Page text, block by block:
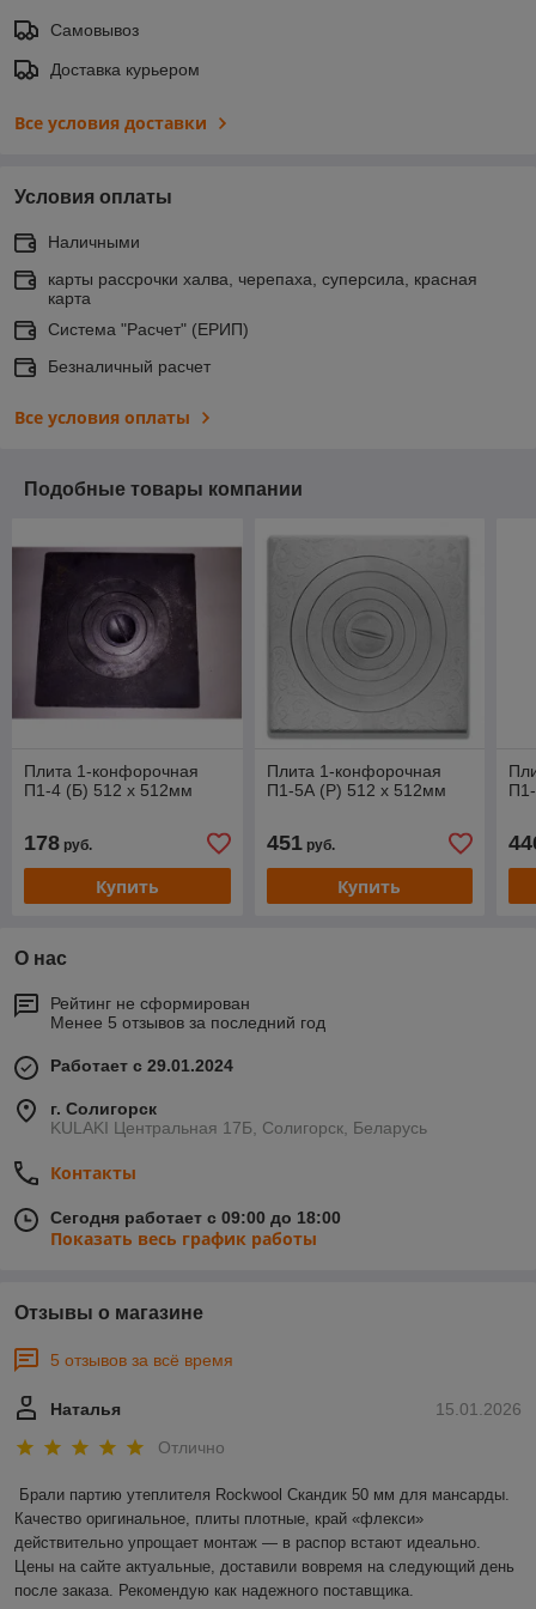
Самовывоз
Доставка курьером
Все условия доставки
Условия оплаты
Наличными
карты рассрочки халва, черепаха, суперсила, красная
карта
Система "Расчет" (ЕРИП)
Безналичный расчет
Все условия оплаты
Подобные товары компании
Плита 1-конфорочная
П1-4 (Б) 512 х 512мм
178 руб.
Купить
Плита 1-конфорочная
П1-5А (Р) 512 х 512мм
451руб.
Купить
О нас
Рейтинг не сформирован
Менее 5 отзывов за последний год
Работает с 29.01.2024
г. Солигорск
KULAKI Центральная 17Б, Солигорск, Беларусь
Контакты
Сегодня работает с 09:00 до 18:00
Показать весь график работы
Отзывы о магазине
5 отзывов за всё время
15.01.2026
Наталья
Отлично
Брали партию утеплителя Rockwool Скандик 50 мм для мансарды.
Качество оригинальное, плиты плотные, край «флекси»
действительно упрощает монтаж — в распор встают идеально.
Цены на сайте актуальные, доставили вовремя на следующий день
после заказа. Рекомендую как надежного поставщика.